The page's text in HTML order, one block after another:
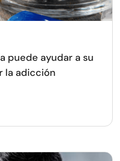
puede ayudar a su
la adicción